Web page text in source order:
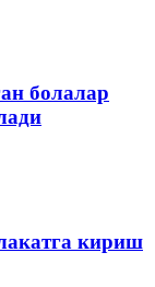
болалар
кириш